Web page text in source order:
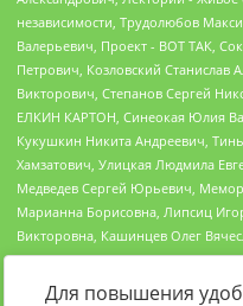
Для повышения